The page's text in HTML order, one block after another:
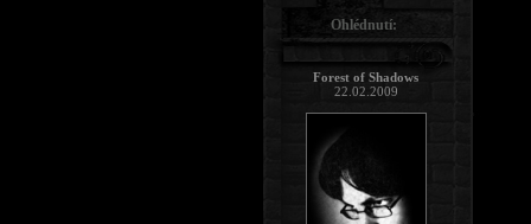
Ohlédnutí:
Forest of Shadows
22.02.2009